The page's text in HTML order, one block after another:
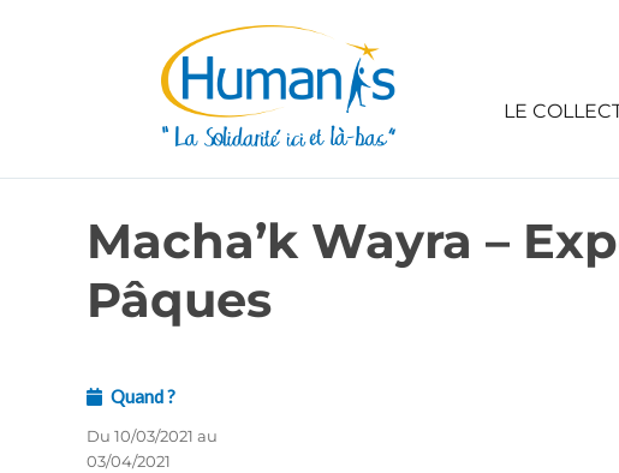
LE
Macha’k Wayra –
Pâques
Quand ?
Du 10/03/2021 au
03/04/2021